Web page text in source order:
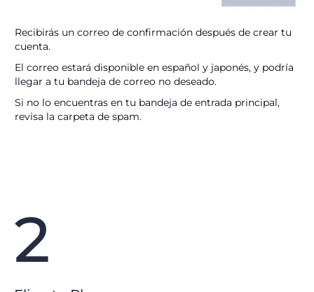
Recibirás un correo de confirmación después de crear tu
cuenta.
El correo estará disponible en español y japonés, y podría
llegar a tu bandeja de correo no deseado.
Si no lo encuentras en tu bandeja de entrada principal,
revisa la carpeta de spam.
2